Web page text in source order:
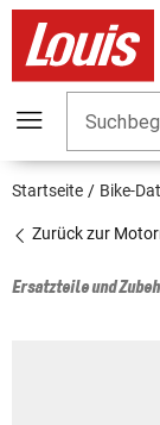
Startseite Bike-
Zurück zur
Ersatzteile und